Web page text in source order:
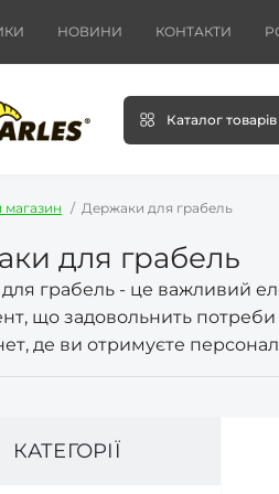
НОВИНИ КОНТАКТИ
Каталог товарів
магазин Держаки для грабель
для грабель
грабель - це важливий
що задовольнить потреби
де ви отримуєте
КАТЕГОРІЇ